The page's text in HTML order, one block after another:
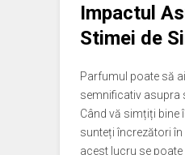
Impactul
Stimei de
Parfumul poate să
semnificativ asupra
Când vă simțiți bine
sunteți încrezători
acest lucru se poate